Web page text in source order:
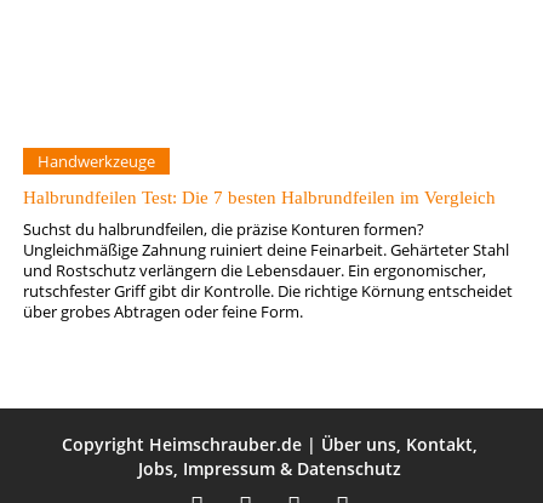
Handwerkzeuge
Halbrundfeilen Test: Die 7 besten Halbrundfeilen im Vergleich
Suchst du halbrundfeilen, die präzise Konturen formen?
Ungleichmäßige Zahnung ruiniert deine Feinarbeit. Gehärteter Stahl
und Rostschutz verlängern die Lebensdauer. Ein ergonomischer,
rutschfester Griff gibt dir Kontrolle. Die richtige Körnung entscheidet
über grobes Abtragen oder feine Form.
Copyright Heimschrauber.de | Über uns, Kontakt,
Jobs, Impressum & Datenschutz